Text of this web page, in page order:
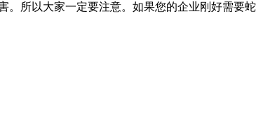
。所以大家一定要注意。如果您的企业刚好需要蛇